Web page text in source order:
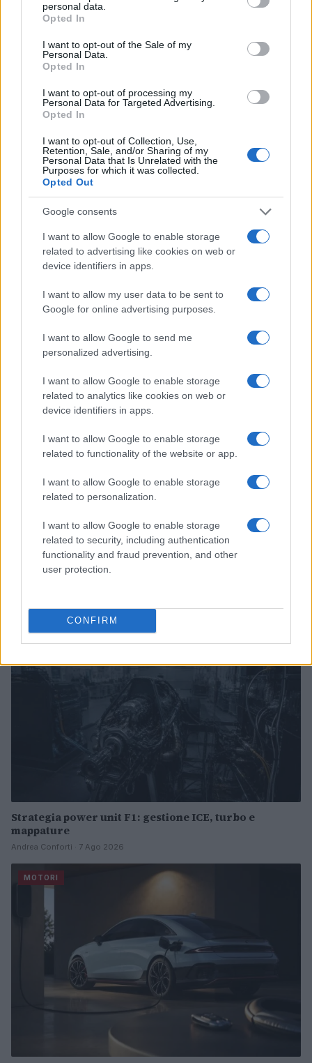
grant or deny consent to Google and its third-party tags to
use your data for below specified purposes in below Google
consent section.
personal data.
Opted In
I want to opt-out of the Sale of my
Personal Data.
Opted In
I want to opt-out of processing my
Personal Data for Targeted Advertising.
Opted In
I want to opt-out of Collection, Use,
Retention, Sale, and/or Sharing of my
Personal Data that Is Unrelated with the
Purposes for which it was collected.
Opted Out
Google consents
I want to allow Google to enable storage
related to advertising like cookies on web or
device identifiers in apps.
I want to allow my user data to be sent to
Google for online advertising purposes.
I want to allow Google to send me
personalized advertising.
I want to allow Google to enable storage
related to analytics like cookies on web or
device identifiers in apps.
I want to allow Google to enable storage
related to functionality of the website or app.
I want to allow Google to enable storage
related to personalization.
I want to allow Google to enable storage
related to security, including authentication
functionality and fraud prevention, and other
user protection.
CONFIRM
Continua a leggere
Auto in fiamme: procedura sicura, errori da evitare
ed estintore a bordo
Strategia power unit F1: gestione ICE, turbo e
mappature
Andrea Conforti · 7 Ago 2026
MOTORI